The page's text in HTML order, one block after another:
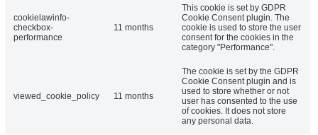
cookielawinfo-
checkbox-
performance
11 months
This cookie is set by GDPR
Cookie Consent plugin. The
cookie is used to store the user
consent for the cookies in the
category "Performance".
viewed_cookie_policy 11 months
The cookie is set by the GDPR
Cookie Consent plugin and is
used to store whether or not
user has consented to the use
of cookies. It does not store
any personal data.